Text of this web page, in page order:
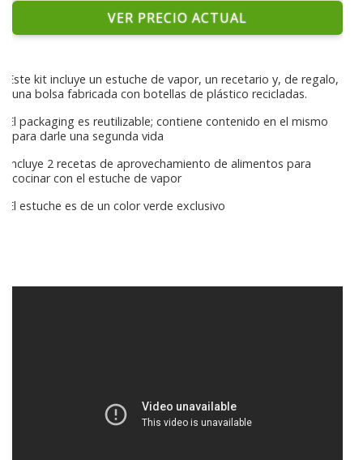
VER PRECIO ACTUAL
Este kit incluye un estuche de vapor, un recetario y, de regalo,
una bolsa fabricada con botellas de plástico recicladas.
El packaging es reutilizable; contiene contenido en el mismo
para darle una segunda vida
Incluye 2 recetas de aprovechamiento de alimentos para
cocinar con el estuche de vapor
El estuche es de un color verde exclusivo